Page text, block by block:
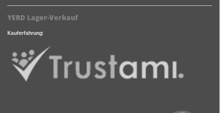
YERD Lager-Verkauf
Kauferfahrung: